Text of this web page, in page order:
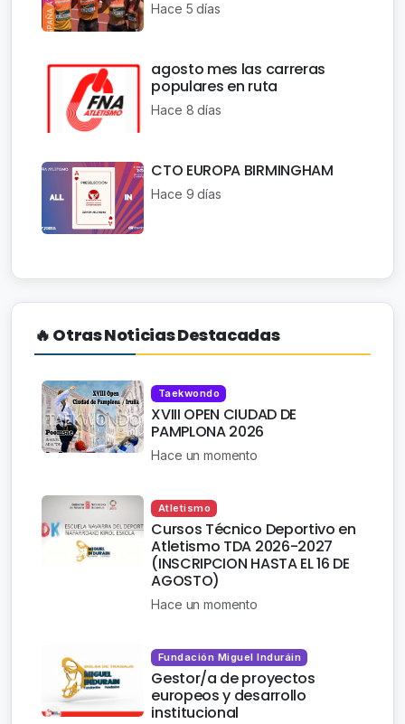
Hace 5 días
agosto mes las carreras
populares en ruta
Hace 8 días
CTO EUROPA BIRMINGHAM
Hace 9 días
🔥 Otras Noticias Destacadas
Taekwondo
XVIII OPEN CIUDAD DE
PAMPLONA 2026
Hace un momento
Atletismo
Cursos Técnico Deportivo en
Atletismo TDA 2026-2027
(INSCRIPCION HASTA EL 16 DE
AGOSTO)
Hace un momento
Fundación Miguel Induráin
Gestor/a de proyectos
europeos y desarrollo
institucional